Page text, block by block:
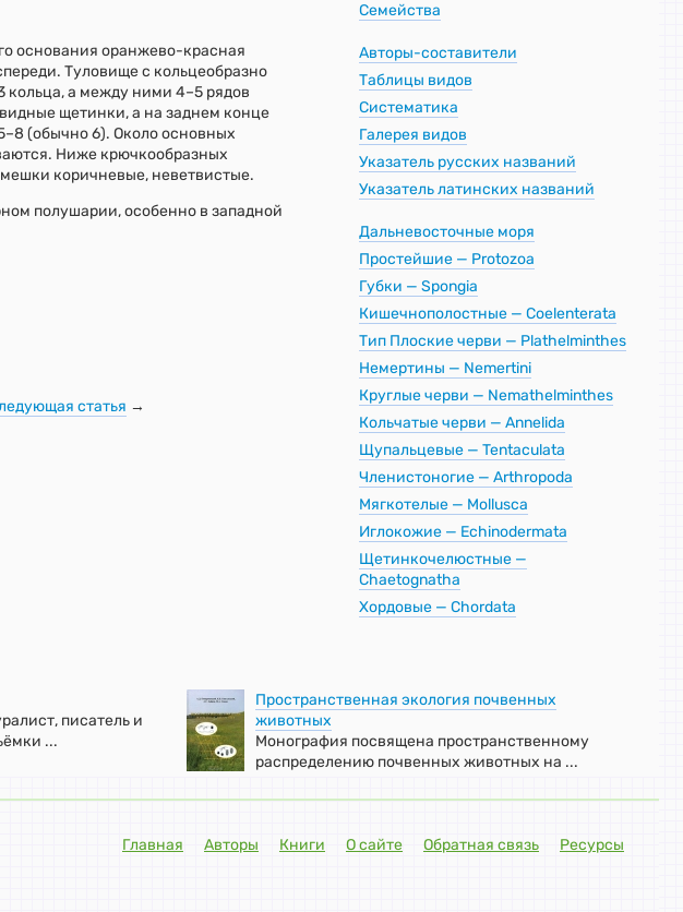
основания оранжево-красная
Туловище с кольцеобразно
кольца, а между ними 4–5 рядов
щетинки, а на заднем конце
(обычно 6). Около основных
Ниже крючкообразных
коричневые, неветвистые.
полушарии, особенно в западной
статья →
Семейства
Авторы-составители
Таблицы видов
Систематика
Галерея видов
Указатель русских названий
Указатель латинских названий
Дальневосточные моря
Простейшие — Protozoa
Губки — Spongia
Кишечнополостные — Coelenterata
Тип Плоские черви — Plathelminthes
Немертины — Nemertini
Круглые черви — Nemathelminthes
Кольчатые черви — Annelida
Щупальцевые — Tentaculata
Членистоногие — Arthropoda
Мягкотелые — Mollusca
Иглокожие — Echinodermata
Щетинкочелюстные —
Chaetognatha
Хордовые — Chordata
писатель и
...
Пространственная экология почвенных
животных
Монография посвящена пространственному
распределению почвенных животных на ...
Главная Авторы Книги О сайте Обратная связь Ресурсы